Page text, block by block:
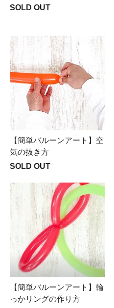
SOLD OUT
【簡単バルーンアート】空
気の抜き方
SOLD OUT
【簡単バルーンアート】輪
っかリングの作り方